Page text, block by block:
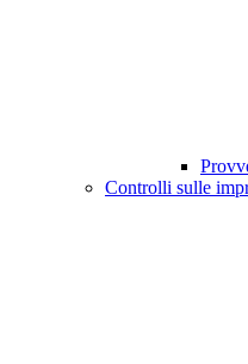
Controlli sulle